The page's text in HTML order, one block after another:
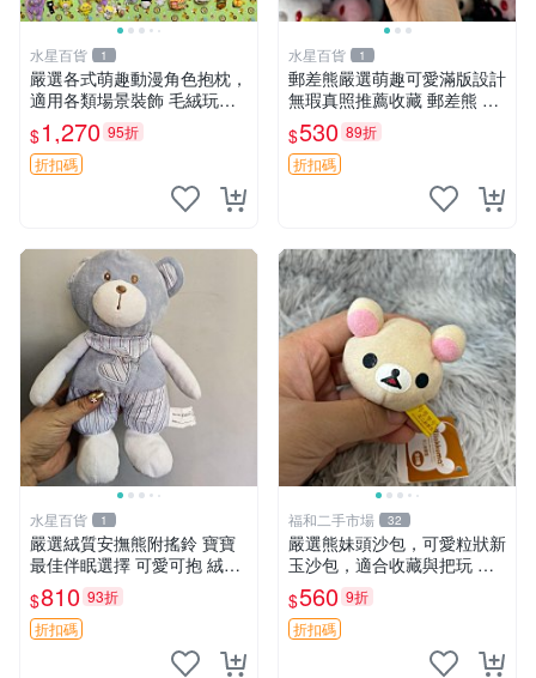
水星百貨 1
嚴選各式萌趣動漫角色抱枕，
適用各類場景裝飾 毛絨玩
具、卡通抱枕、趣味玩偶
$1,270 95折
折扣碼
水星百貨 1
郵差熊嚴選萌趣可愛滿版設計
無瑕真照推薦收藏 郵差熊 熊
抱枕 紅薯啵啵間
$530 89折
折扣碼
水星百貨 1
嚴選絨質安撫熊附搖鈴 寶寶
最佳伴眠選擇 可愛可抱 絨毛
玩具 安撫熊 嬰兒用
$810 93折
折扣碼
福和二手市場 32
嚴選熊妹頭沙包，可愛粒狀新
玉沙包，適合收藏與把玩 熊
妹 沙包 玉石
$560 9折
折扣碼